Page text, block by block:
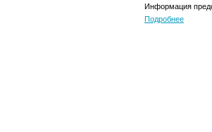
Информация
Подробнее